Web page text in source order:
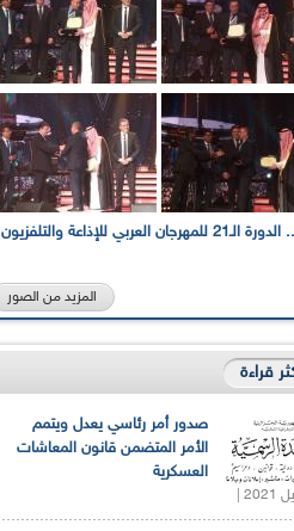
بالصور... الدورة الـ21 للمهرجان العربي للإذاعة والتلفزيون
المزيد من الصور
قراءة
صدور أمر رئاسي يعدل ويتمم
الأمر المتضمن قانون المعاشات
العسكرية